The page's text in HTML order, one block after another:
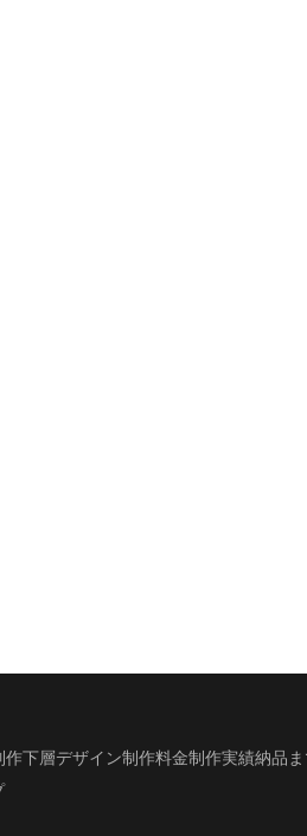
作下層デザイン制作料金制作実績納品